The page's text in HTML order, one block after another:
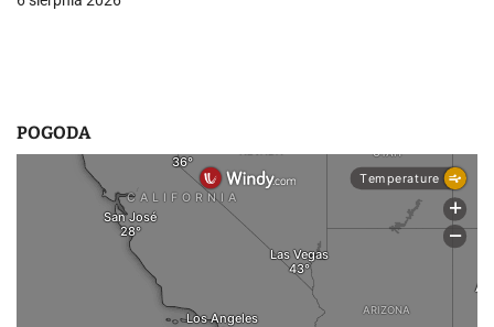
POGODA